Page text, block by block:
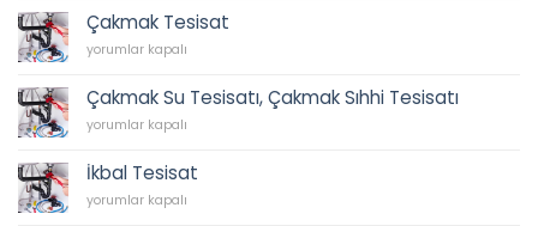
Tesisat
için
Çakmak Tesisat
Çakmak
yorumlar kapalı
Çakmak Su Tesisatı, Çakmak Sıhhi Tesisatı
Çakmak
Tesisatı,
Çakmak
Sıhhi
yorumlar kapalı
İkbal Tesisat
İkbal
yorumlar kapalı